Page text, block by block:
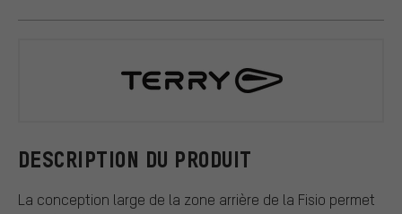
DESCRIPTION DU PRODUIT
La conception large de la zone arrière de la Fisio permet
Terry